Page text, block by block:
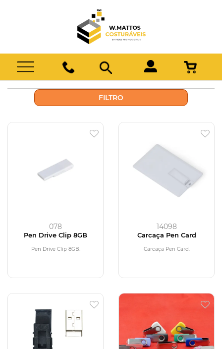
FILTRO
078
Pen Drive Clip 8GB
Pen Drive Clip 8GB.
14098
Carcaça Pen Card
Carcaça Pen Card.